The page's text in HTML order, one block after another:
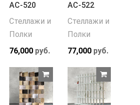
АС-520
Стеллажи и
Полки
76,000 руб.
АС-522
Стеллажи и
Полки
77,000руб.